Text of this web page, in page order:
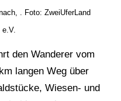
. Foto: ZweiUferLand
den Wanderer vom
langen Weg über
Wiesen- und